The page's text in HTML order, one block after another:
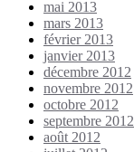
mai 2013
mars 2013
février 2013
janvier 2013
décembre 2012
novembre 2012
octobre 2012
septembre 2012
août 2012